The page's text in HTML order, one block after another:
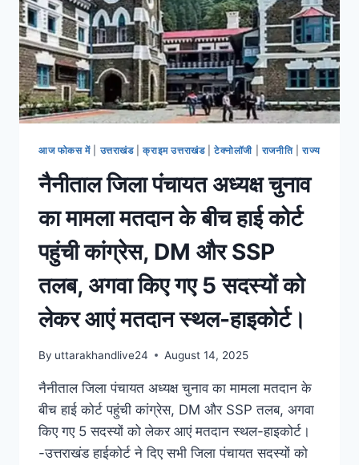
आज फोकस में| उत्तराखंड|क्राइम उत्तराखंड|टेक्नोलॉजी राजनीति|राज्य
नैनीताल जिला पंचायत अध्यक्ष चुनाव
का मामला मतदान के बीच हाई कोर्ट
पहुंची कांग्रेस, DM और SSP
तलब, अगवा किए गए 5 सदस्यों को
लेकर आएं मतदान स्थल-हाइकोर्ट।
By uttarakhandlive24 August 14, 2025
नैनीताल जिला पंचायत अध्यक्ष चुनाव का मामला मतदान के
बीच हाई कोर्ट पहुंची कांग्रेस, DM और SSP तलब, अगवा
किए गए 5 सदस्यों को लेकर आएं मतदान स्थल-हाइकोर्ट।
-उत्तराखंड हाईकोर्ट ने दिए सभी जिला पंचायत सदस्यों को